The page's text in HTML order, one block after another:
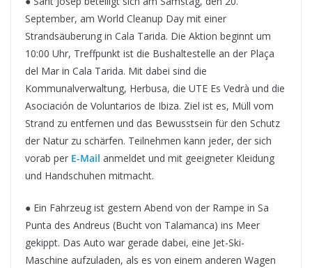
September, am World Cleanup Day mit einer
Strandsäuberung in Cala Tarida. Die Aktion beginnt um
10:00 Uhr, Treffpunkt ist die Bushaltestelle an der Plaça
del Mar in Cala Tarida. Mit dabei sind die
Kommunalverwaltung, Herbusa, die UTE Es Vedrà und die
Asociación de Voluntarios de Ibiza. Ziel ist es, Müll vom
Strand zu entfernen und das Bewusstsein für den Schutz
der Natur zu schärfen. Teilnehmen kann jeder, der sich
vorab per E-Mail anmeldet und mit geeigneter Kleidung
und Handschuhen mitmacht.
● Ein Fahrzeug ist gestern Abend von der Rampe in Sa
Punta des Andreus (Bucht von Talamanca) ins Meer
gekippt. Das Auto war gerade dabei, eine Jet-Ski-
Maschine aufzuladen, als es von einem anderen Wagen